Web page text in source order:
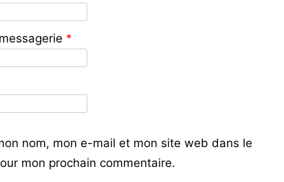
*
nom, mon e-mail et mon site web dans le
mon prochain commentaire.